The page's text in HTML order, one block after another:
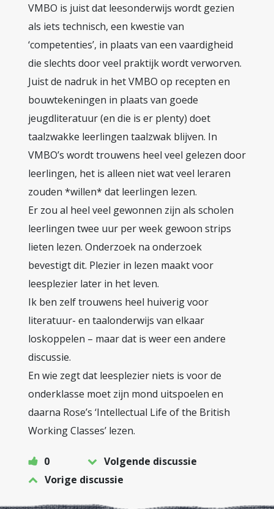
VMBO is juist dat leesonderwijs wordt gezien
als iets technisch, een kwestie van
‘competenties’, in plaats van een vaardigheid
die slechts door veel praktijk wordt verworven.
Juist de nadruk in het VMBO op recepten en
bouwtekeningen in plaats van goede
jeugdliteratuur (en die is er plenty) doet
taalzwakke leerlingen taalzwak blijven. In
VMBO’s wordt trouwens heel veel gelezen door
leerlingen, het is alleen niet wat veel leraren
zouden *willen* dat leerlingen lezen.
Er zou al heel veel gewonnen zijn als scholen
leerlingen twee uur per week gewoon strips
lieten lezen. Onderzoek na onderzoek
bevestigt dit. Plezier in lezen maakt voor
leesplezier later in het leven.
Ik ben zelf trouwens heel huiverig voor
literatuur- en taalonderwijs van elkaar
loskoppelen – maar dat is weer een andere
discussie.
En wie zegt dat leesplezier niets is voor de
onderklasse moet zijn mond uitspoelen en
daarna Rose’s ‘Intellectual Life of the British
Working Classes’ lezen.
0
Volgende discussie
Vorige discussie